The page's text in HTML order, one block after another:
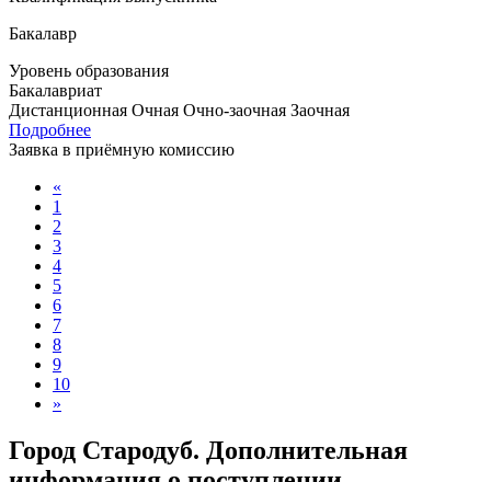
Бакалавр
Уровень образования
Бакалавриат
Дистанционная Очная Очно-заочная Заочная
Подробнее
Заявка в приёмную комиссию
«
1
2
3
4
5
6
7
8
9
10
»
Город Стародуб. Дополнительная